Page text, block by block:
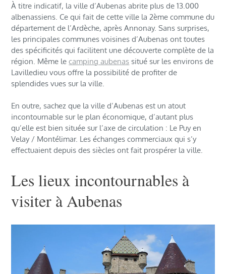
À titre indicatif, la ville d’Aubenas abrite plus de 13.000
albenassiens. Ce qui fait de cette ville la 2ème commune du
département de l’Ardèche, après Annonay. Sans surprises,
les principales communes voisines d’Aubenas ont toutes
des spécificités qui facilitent une découverte complète de la
région. Même lecamping aubenas situé sur les environs de
Lavilledieu vous offre la possibilité de profiter de
splendides vues sur la ville.
En outre, sachez que la ville d’Aubenas est un atout
incontournable sur le plan économique, d’autant plus
qu’elle est bien située sur l’axe de circulation : Le Puy en
Velay / Montélimar. Les échanges commerciaux qui s’y
effectuaient depuis des siècles ont fait prospérer la ville.
Les lieux incontournables à
visiter à Aubenas